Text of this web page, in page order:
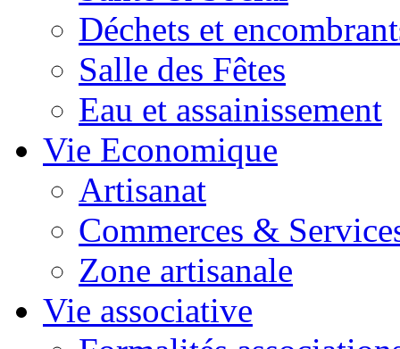
Déchets et
Salle des Fêtes
Eau et assainissement
Vie Economique
Artisanat
Commerces &
Zone artisanale
Vie associative